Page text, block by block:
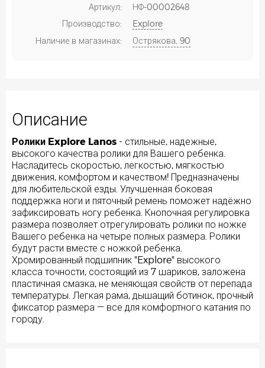
Артикул:
НФ-00002648
Производство:
Explore
Наличие в магазинах:
Острякова, 90
Описание
Ролики Explore Lanos - стильные, надежные,
высокого качества ролики для Вашего ребенка.
Насладитесь скоростью, легкостью, мягкостью
движения, комфортом и качеством! Предназначены
для любительской езды. Улучшенная боковая
поддержка ноги и пяточный ремень поможет надёжно
зафиксировать ногу ребенка. Кнопочная регулировка
размера позволяет отрегулировать ролики по ножке
Вашего ребенка на четыре полных размера. Ролики
будут расти вместе с ножкой ребенка.
Хромированный подшипник "Explore" высокого
класса точности, состоящий из 7 шариков, заложена
пластичная смазка, не меняющая свойств от перепада
температуры. Легкая рама, дышащий ботинок, прочный
фиксатор размера — все для комфортного катания по
городу.